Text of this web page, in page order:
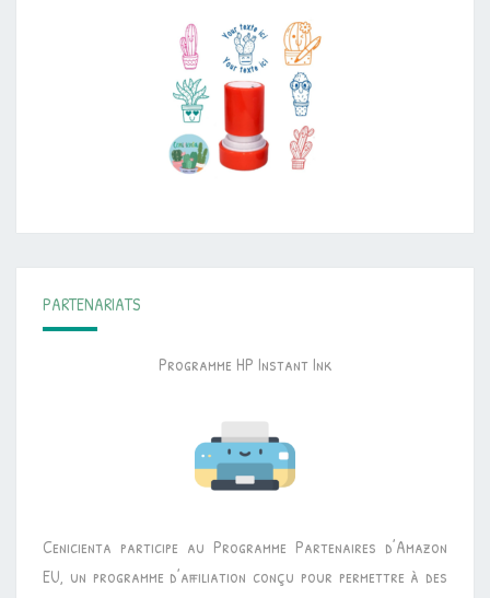
PARTENARIATS
Programme HP Instant Ink
Cenicienta participe au Programme Partenaires d’Amazon
EU, un programme d’affiliation conçu pour permettre à des